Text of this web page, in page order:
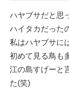
ハヤブサだと思
ハイタカだった
私はハヤブサに
初めて見る鳥も
江の島すげーと
た(笑)